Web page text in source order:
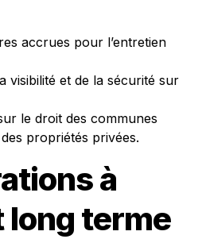
accrues pour l’entretien
visibilité et de la sécurité sur
le droit des communes
propriétés privées.
à
long terme